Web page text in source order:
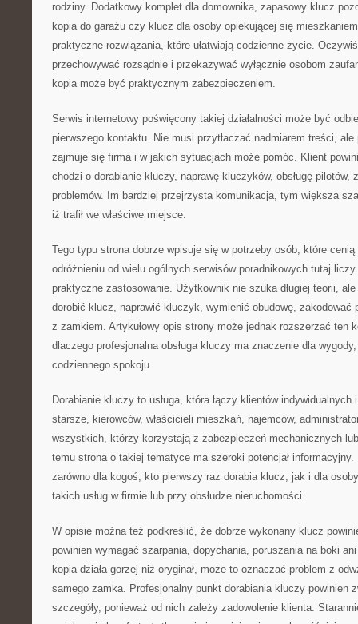
rodziny. Dodatkowy komplet dla domownika, zapasowy klucz
kopia do garażu czy klucz dla osoby opiekującej się
praktyczne rozwiązania, które ułatwiają codzienne życie.
przechowywać rozsądnie i przekazywać wyłącznie osobom
kopia może być praktycznym zabezpieczeniem.
Serwis internetowy poświęcony takiej działalności może być
pierwszego kontaktu. Nie musi przytłaczać nadmiarem treści,
zajmuje się firma i w jakich sytuacjach może pomóc. Klient
chodzi o dorabianie kluczy, naprawę kluczyków, obsługę pilotów,
problemów. Im bardziej przejrzysta komunikacja, tym większa
iż trafił we właściwe miejsce.
Tego typu strona dobrze wpisuje się w potrzeby osób, które cenią
odróżnieniu od wielu ogólnych serwisów poradnikowych tutaj
praktyczne zastosowanie. Użytkownik nie szuka długiej teorii,
dorobić klucz, naprawić kluczyk, wymienić obudowę, zakodować
z zamkiem. Artykułowy opis strony może jednak rozszerzać ten
dlaczego profesjonalna obsługa kluczy ma znaczenie dla
codziennego spokoju.
Dorabianie kluczy to usługa, która łączy klientów indywidualnych
starsze, kierowców, właścicieli mieszkań, najemców,
wszystkich, którzy korzystają z zabezpieczeń mechanicznych
temu strona o takiej tematyce ma szeroki potencjał
zarówno dla kogoś, kto pierwszy raz dorabia klucz, jak i dla
takich usług w firmie lub przy obsłudze nieruchomości.
W opisie można też podkreślić, że dobrze wykonany klucz
powinien wymagać szarpania, dopychania, poruszania na boki
kopia działa gorzej niż oryginał, może to oznaczać problem z
samego zamka. Profesjonalny punkt dorabiania kluczy powinien
szczegóły, ponieważ od nich zależy zadowolenie klienta.